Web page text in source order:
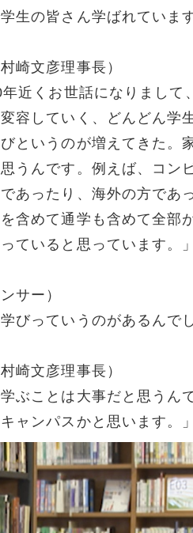
生の皆さん学ばれていま
崎文彦理事長）
年近くお世話になりまし
容していく、どんどん
というのが増えてきた。
うんです。例えば、コン
あったり、海外の方で
含めて通学も含めて全部
ていると思っています。」
サー）
びっていうのがあるんで
崎文彦理事長）
学ぶことは大事だと思う
ャンパスかと思います。」